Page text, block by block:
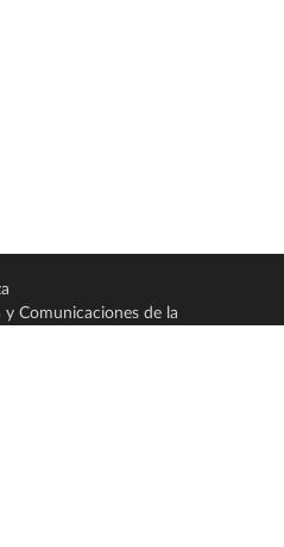
Comunicaciones de la